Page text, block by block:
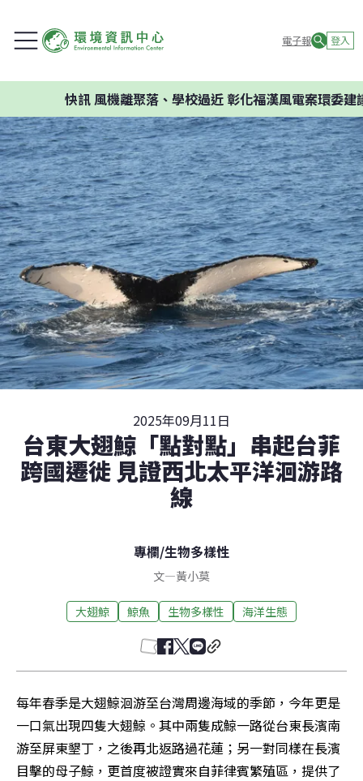
電子報 登入
風機離聚落、學校過近 彰化福漢風電案環委建議不應開發
2025年09月11日
台東大翅鯨「點對點」串起台菲
跨國遷徙 見證西北太平洋洄游路
線
專欄/生物多樣性
文—黃小莫
大翅鯨 鯨魚 生物多樣性 海洋生態
每年春季是大翅鯨洄游至台灣周邊海域的季節，今年更是
一口氣出現四隻大翅鯨。其中兩隻成鯨一路從台東長濱南
游至屏東墾丁，之後再北返路過花蓮；另一對同樣在長濱
目擊的母子鯨，更首度被證實來自菲律賓繁殖區，提供了